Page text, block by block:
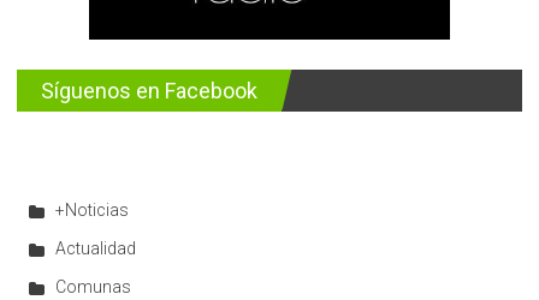
Síguenos en Facebook
+Noticias
Actualidad
Comunas